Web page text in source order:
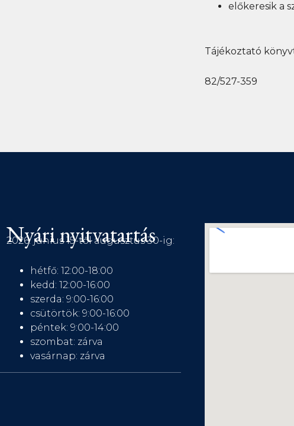
előkeresik a
Tájékoztató
82/527-359
Nyári nyitvatartás
2026. június 15-től augusztus 30-ig:
hétfő: 12:00-18:00
kedd: 12:00-16:00
szerda: 9:00-16:00
csütörtök: 9:00-16:00
péntek: 9:00-14:00
szombat: zárva
vasárnap: zárva